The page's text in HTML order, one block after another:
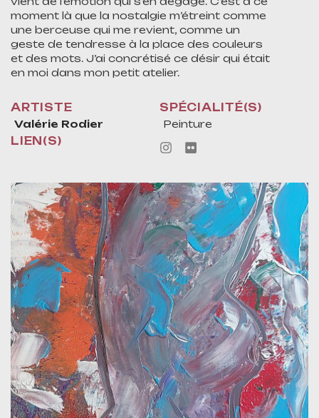
moment là que la nostalgie m’étreint comme
une berceuse qui me revient, comme un
geste de tendresse à la place des couleurs
et des mots. J’ai concrétisé ce désir qui était
en moi dans mon petit atelier.
ARTISTE
Valérie Rodier
SPÉCIALITÉ(S)
Peinture
LIEN(S)